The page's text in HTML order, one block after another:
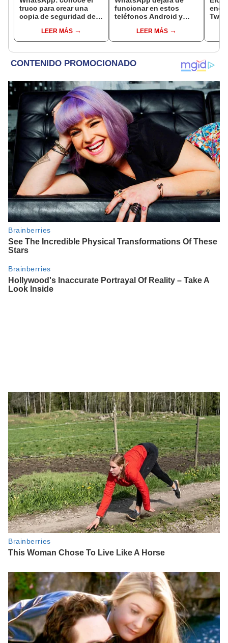
truco para crear una
copia de seguridad de
LEER MÁS
funcionar en estos
teléfonos Android y
noviembreLEER MÁS